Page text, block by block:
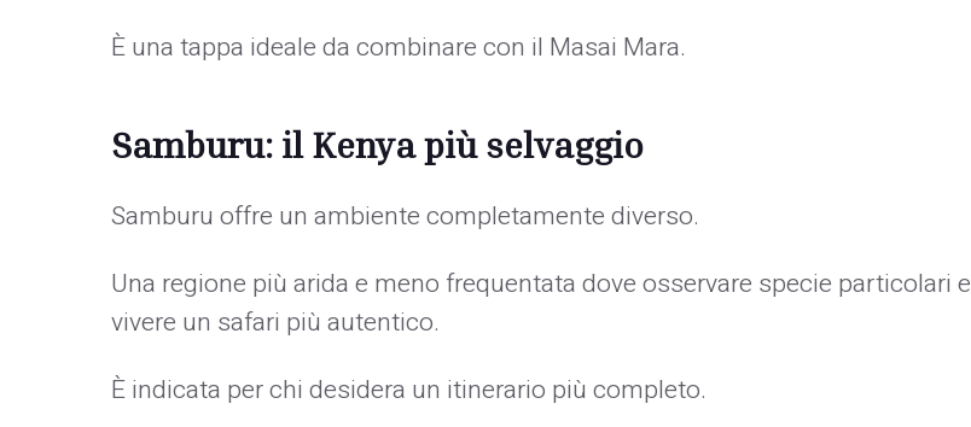
È una tappa ideale da combinare con il Masai Mara.
Samburu: il Kenya più selvaggio
Samburu offre un ambiente completamente diverso.
Una regione più arida e meno frequentata dove osservare specie particolari e
vivere un safari più autentico.
È indicata per chi desidera un itinerario più completo.